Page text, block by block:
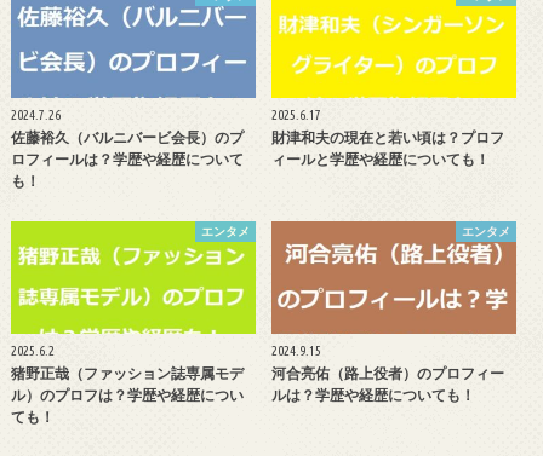
2024.7.26
佐藤裕久（バルニバービ会長）のプ
ロフィールは？学歴や経歴について
も！
2025.6.17
財津和夫の現在と若い頃は？プロフ
ィールと学歴や経歴についても！
エンタメ
2025.6.2
猪野正哉（ファッション誌専属モデ
ル）のプロフは？学歴や経歴につい
ても！
エンタメ
2024.9.15
河合亮佑（路上役者）のプロフィー
ルは？学歴や経歴についても！